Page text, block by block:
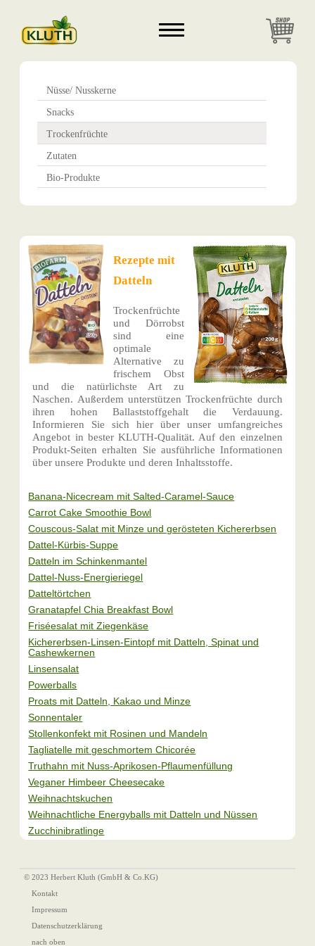
Nüsse/ Nusskerne
Snacks
Trockenfrüchte
Zutaten
Bio-Produkte
Rezepte mit
Datteln
Trockenfrüchte
und Dörrobst
sind eine
optimale
Alternative zu
frischem Obst
und die natürlichste Art zu
Naschen. Außerdem unterstützen Trockenfrüchte durch
ihren hohen Ballaststoffgehalt die Verdauung.
Informieren Sie sich hier über unser umfangreiches
Angebot in bester KLUTH-Qualität. Auf den einzelnen
Produkt-Seiten erhalten Sie ausführliche Informationen
über unsere Produkte und deren Inhaltsstoffe.
Banana-Nicecream mit Salted-Caramel-Sauce
Carrot Cake Smoothie Bowl
Couscous-Salat mit Minze und gerösteten Kichererbsen
Dattel-Kürbis-Suppe
Datteln im Schinkenmantel
Dattel-Nuss-Energieriegel
Datteltörtchen
Granatapfel Chia Breakfast Bowl
Friséesalat mit Ziegenkäse
Kichererbsen-Linsen-Eintopf mit Datteln, Spinat und
Cashewkernen
Linsensalat
Powerballs
Proats mit Datteln, Kakao und Minze
Sonnentaler
Stollenkonfekt mit Rosinen und Mandeln
Tagliatelle mit geschmortem Chicorée
Truthahn mit Nuss-Aprikosen-Pflaumenfüllung
Veganer Himbeer Cheesecake
Weihnachtskuchen
Weihnachtliche Energyballs mit Datteln und Nüssen
Zucchinibratlinge
© 2023 Herbert Kluth (GmbH & Co.KG)
Kontakt
Impressum
Datenschutzerklärung
nach oben